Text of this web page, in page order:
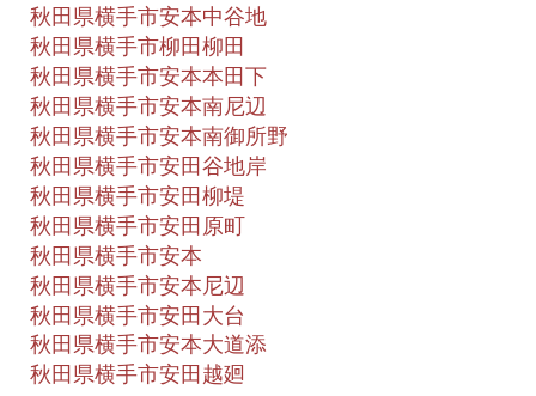
秋田県横手市安本中谷地
秋田県横手市柳田柳田
秋田県横手市安本本田下
秋田県横手市安本南尼辺
秋田県横手市安本南御所野
秋田県横手市安田谷地岸
秋田県横手市安田柳堤
秋田県横手市安田原町
秋田県横手市安本
秋田県横手市安本尼辺
秋田県横手市安田大台
秋田県横手市安本大道添
秋田県横手市安田越廻